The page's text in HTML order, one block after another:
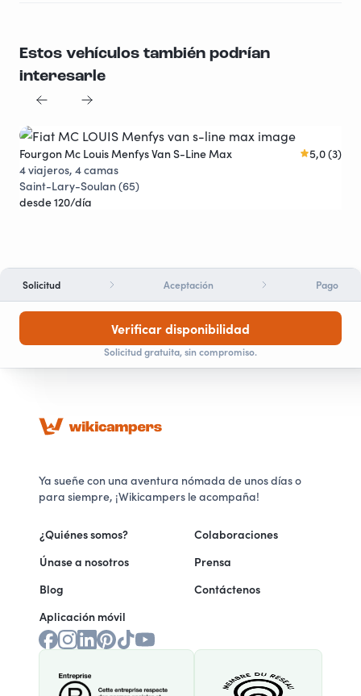
Estos vehículos también podrían
interesarle
Fourgon Mc Louis Menfys Van S-Line Max
5,0 (3)
4 viajeros, 4 camas
Saint-Lary-Soulan (65)
desde 120/día
Solicitud Aceptación Pago
Verificar disponibilidad
Solicitud gratuita, sin compromiso.
Ya sueñe con una aventura nómada de unos días o
para siempre, ¡Wikicampers le acompaña!
¿Quiénes somos?
Únase a nosotros
Blog
Aplicación móvil
Colaboraciones
Prensa
Contáctenos